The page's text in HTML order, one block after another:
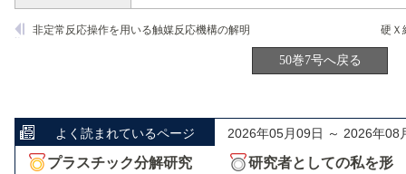
非定常反応操作を用いる触媒反応機構の解明
50巻7号へ戻る
よく読まれているページ 2026年05月09日 ～ 2026年08
プラスチック分解研究
研究者としての私を形